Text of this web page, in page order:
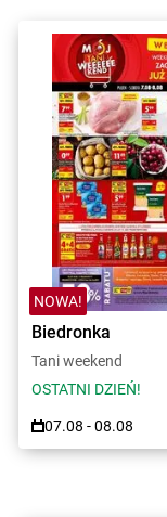
NOWA!
Biedronka
Tani weekend
OSTATNI DZIEŃ!
07.08 - 08.08